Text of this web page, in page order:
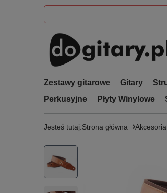
Zestawy gitarowe Gitary
Perkusyjne
Płyty Winylowe
Jesteś tutaj:Strona główna Akcesoria